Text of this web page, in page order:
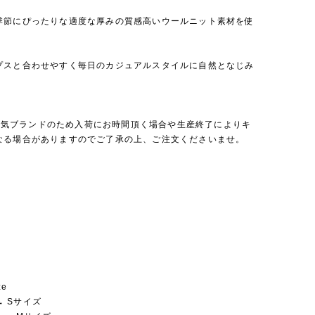
節にぴったりな適度な厚みの質感高いウールニット素材を使
スと合わせやすく毎日のカジュアルスタイルに自然となじみ
ブランドのため入荷にお時間頂く場合や生産終了によりキ
る場合がありますのでご了承の上、ご注文くださいませ。
Sサイズ